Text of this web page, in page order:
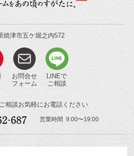
焼津市五ケ堀之内572
お問合せ
フォーム
LINEで
ご相談
相談お気軽にお電話ください
営業時間 9:00〜19:00